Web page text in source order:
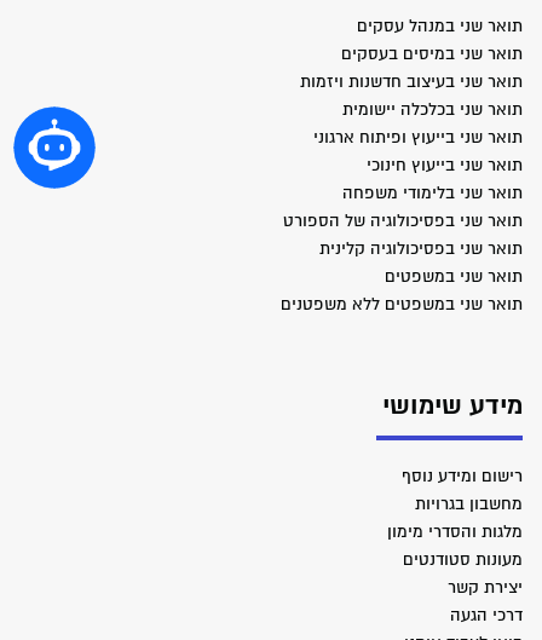
תואר שני במנהל עסקים
תואר שני במיסים בעסקים
תואר שני בעיצוב חדשנות ויזמות
תואר שני בכלכלה יישומית
תואר שני בייעוץ ופיתוח ארגוני
תואר שני בייעוץ חינוכי
תואר שני בלימודי משפחה
תואר שני בפסיכולוגיה של הספורט
תואר שני בפסיכולוגיה קלינית
תואר שני במשפטים
תואר שני במשפטים ללא משפטנים
מידע שימושי
רישום ומידע נוסף
מחשבון בגרויות
מלגות והסדרי מימון
מעונות סטודנטים
יצירת קשר
דרכי הגעה